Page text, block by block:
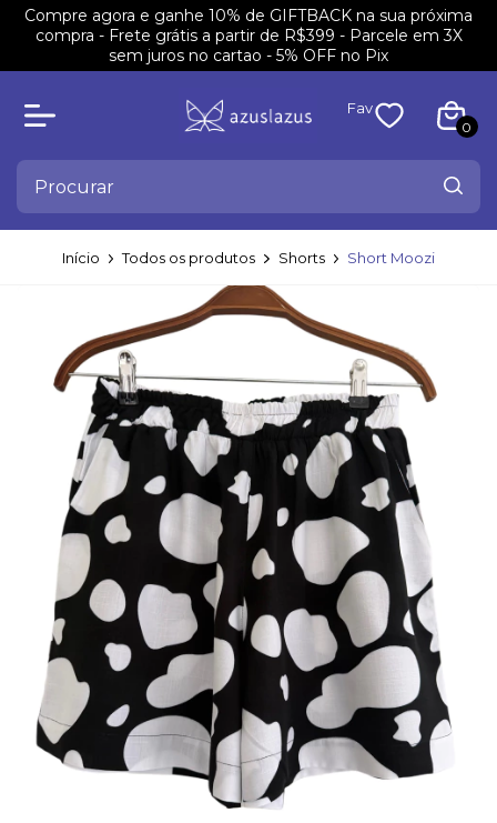
Compre agora e ganhe 10% de GIFTBACK na sua próxima
compra - Frete grátis a partir de R$399 - Parcele em 3X
sem juros no cartao - 5% OFF no Pix
Fav
0
Início Todos os produtos Shorts Short Moozi